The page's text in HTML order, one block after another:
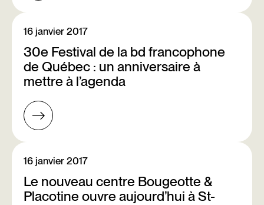
30e Festival de la bd francophone
de Québec : un anniversaire à
mettre à l’agenda
16 janvier 2017
Le nouveau centre Bougeotte &
Placotine ouvre aujourd’hui à St-
16 janvier 2017